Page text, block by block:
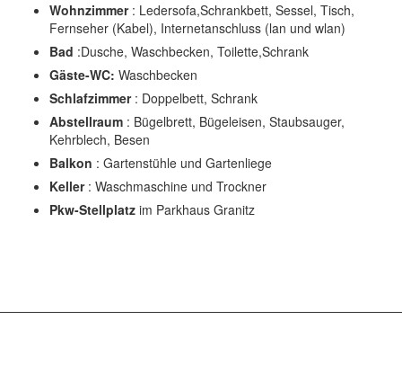
Wohnzimmer: Ledersofa,Schrankbett, Sessel, Tisch,
Fernseher (Kabel), Internetanschluss (lan und wlan)
Bad :Dusche, Waschbecken, Toilette,Schrank
Gäste-WC: Waschbecken
Schlafzimmer: Doppelbett, Schrank
Abstellraum : Bügelbrett, Bügeleisen, Staubsauger,
Kehrblech, Besen
Balkon : Gartenstühle und Gartenliege
Keller: Waschmaschine und Trockner
Pkw-Stellplatzim Parkhaus Granitz